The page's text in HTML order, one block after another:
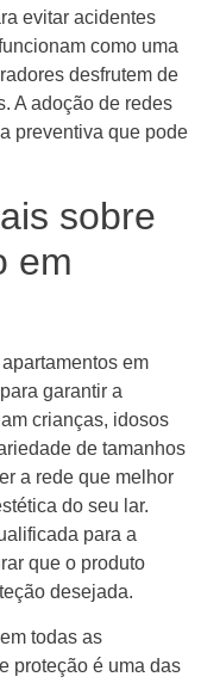
evitar acidentes
como uma
desfrutem de
A adoção de redes
preventiva que pode
sobre
em
em
garantir a
crianças, idosos
de tamanhos
a rede que melhor
do seu lar.
para a
que o produto
desejada.
todas as
proteção é uma das